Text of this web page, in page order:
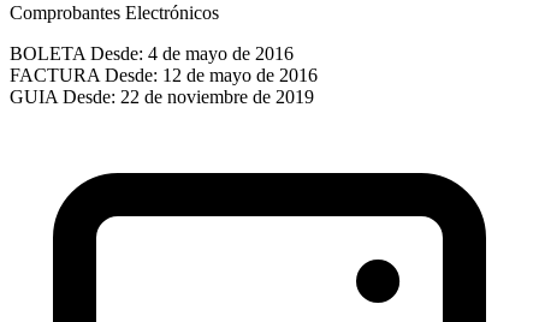
Comprobantes Electrónicos
BOLETA Desde: 4 de mayo de 2016
FACTURA Desde: 12 de mayo de 2016
GUIA Desde: 22 de noviembre de 2019